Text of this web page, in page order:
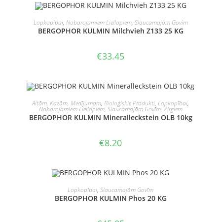
PIEVIENOT GROZAM
Lopkopībai, Nobarojamiem Liellopiem, Slaucamajām Govīm
BERGOPHOR KULMIN Milchvieh Z133 25 KG
€33.45
PIEVIENOT GROZAM
Aitām, Kazām, Medījumam, Bioloģiskie Produkti, Lopkopībai,
Nobarojamiem Liellopiem, Slaucamajām Govīm, Zirgiem
BERGOPHOR KULMIN Mineralleckstein OLB 10kg
€8.20
LASĪT VAIRĀK
Lopkopībai, Slaucamajām Govīm
BERGOPHOR KULMIN Phos 20 KG